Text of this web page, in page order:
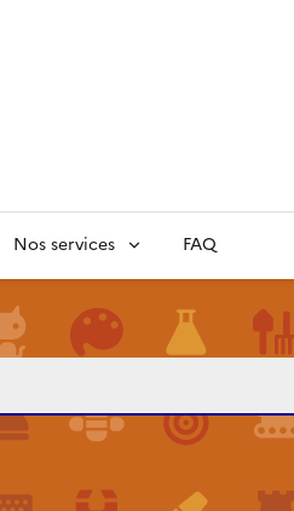
Nos services FAQ